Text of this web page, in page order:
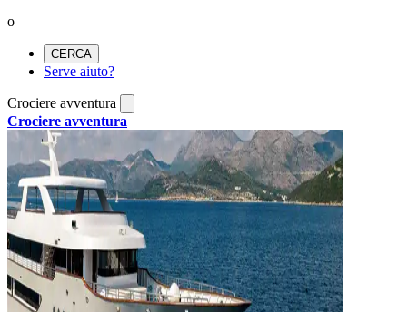
o
CERCA
Serve aiuto?
Crociere avventura
Crociere avventura